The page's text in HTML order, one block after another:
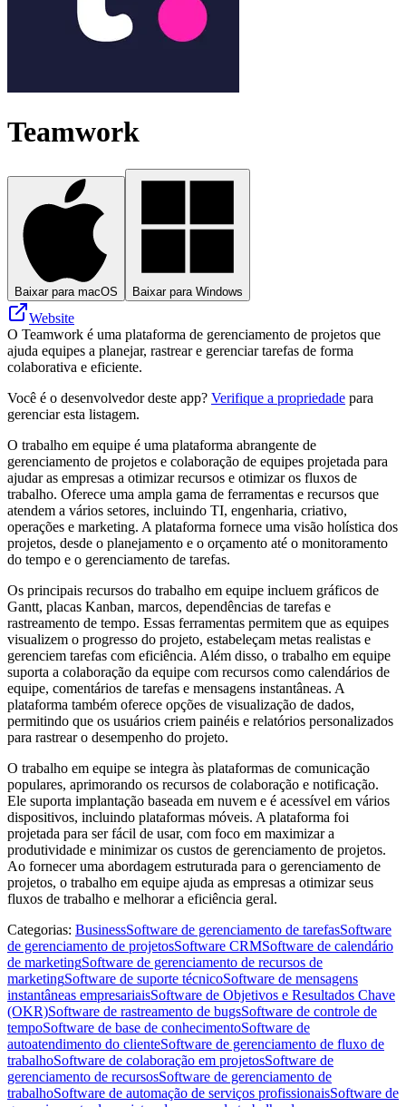
Teamwork
Baixar para macOS Baixar para Windows
Website
O Teamwork é uma plataforma de gerenciamento de projetos que
ajuda equipes a planejar, rastrear e gerenciar tarefas de forma
colaborativa e eficiente.
Você é o desenvolvedor deste app? Verifique a propriedade para
gerenciar esta listagem.
O trabalho em equipe é uma plataforma abrangente de
gerenciamento de projetos e colaboração de equipes projetada para
ajudar as empresas a otimizar recursos e otimizar os fluxos de
trabalho. Oferece uma ampla gama de ferramentas e recursos que
atendem a vários setores, incluindo TI, engenharia, criativo,
operações e marketing. A plataforma fornece uma visão holística dos
projetos, desde o planejamento e o orçamento até o monitoramento
do tempo e o gerenciamento de tarefas.
Os principais recursos do trabalho em equipe incluem gráficos de
Gantt, placas Kanban, marcos, dependências de tarefas e
rastreamento de tempo. Essas ferramentas permitem que as equipes
visualizem o progresso do projeto, estabeleçam metas realistas e
gerenciem tarefas com eficiência. Além disso, o trabalho em equipe
suporta a colaboração da equipe com recursos como calendários de
equipe, comentários de tarefas e mensagens instantâneas. A
plataforma também oferece opções de visualização de dados,
permitindo que os usuários criem painéis e relatórios personalizados
para rastrear o desempenho do projeto.
O trabalho em equipe se integra às plataformas de comunicação
populares, aprimorando os recursos de colaboração e notificação.
Ele suporta implantação baseada em nuvem e é acessível em vários
dispositivos, incluindo plataformas móveis. A plataforma foi
projetada para ser fácil de usar, com foco em maximizar a
produtividade e minimizar os custos de gerenciamento de projetos.
Ao fornecer uma abordagem estruturada para o gerenciamento de
projetos, o trabalho em equipe ajuda as empresas a otimizar seus
fluxos de trabalho e melhorar a eficiência geral.
Categorias: BusinessSoftware de gerenciamento de tarefasSoftware
de gerenciamento de projetosSoftware CRMSoftware de calendário
de marketingSoftware de gerenciamento de recursos de
marketingSoftware de suporte técnicoSoftware de mensagens
instantâneas empresariaisSoftware de Objetivos e Resultados Chave
(OKR)Software de rastreamento de bugsSoftware de controle de
tempoSoftware de base de conhecimentoSoftware de
autoatendimento do clienteSoftware de gerenciamento de fluxo de
trabalhoSoftware de colaboração em projetosSoftware de
gerenciamento de recursosSoftware de gerenciamento de
trabalhoSoftware de automação de serviços profissionaisSoftware de